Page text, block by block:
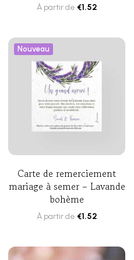
À partir de €1.52
Nouveau
Carte de remerciement
mariage à semer – Lavande
bohème
À partir de €1.52